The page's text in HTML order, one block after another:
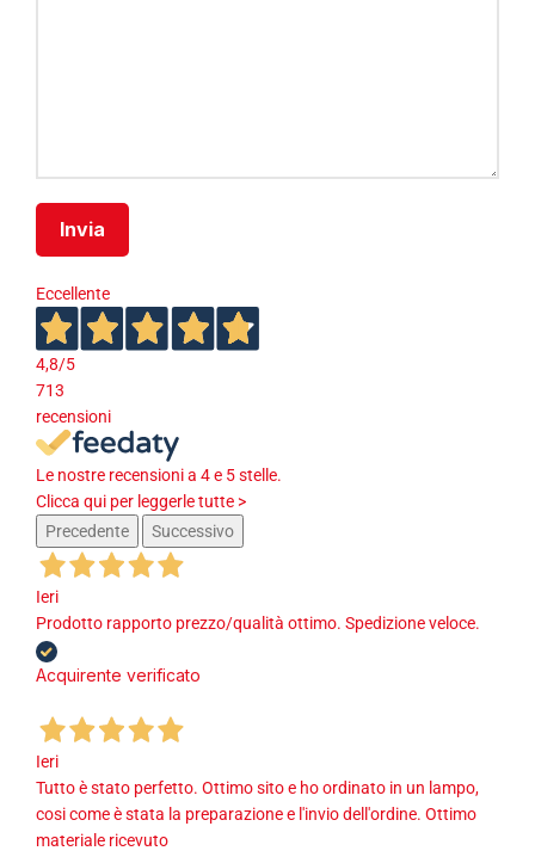
Eccellente
4,8/5
713
recensioni
Le nostre recensioni a 4 e 5 stelle.
Clicca qui per leggerle tutte >
Precedente
Successivo
Ieri
Prodotto rapporto prezzo/qualità ottimo. Spedizione veloce.
Acquirente verificato
Ieri
Tutto è stato perfetto. Ottimo sito e ho ordinato in un lampo,
cosi come è stata la preparazione e l'invio dell'ordine. Ottimo
materiale ricevuto